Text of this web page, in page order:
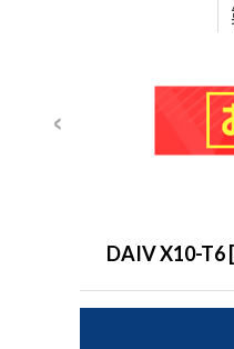
DAIV X10-T6